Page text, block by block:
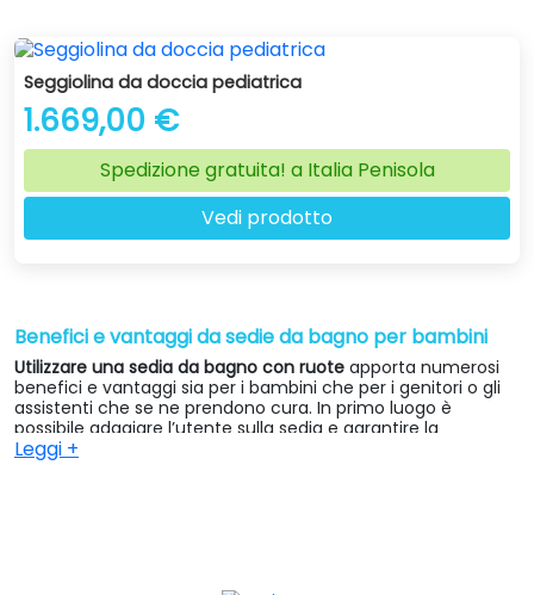
evitando ulteriori sforzi. La presenza di ruote infatti,
permette che si tratti di un dispositivo maneggevole.
♿ Ortoitaliana, la tua
Seggiolina da doccia pediatrica
1.669,00 €
Spedizione gratuita! a Italia Penisola
Vedi prodotto
Benefici e vantaggi da sedie da bagno per bambini
Utilizzare una sedia da bagno con ruote apporta numerosi
benefici e vantaggi sia per i bambini che per i genitori o gli
assistenti che se ne prendono cura. In primo luogo è
possibile adagiare l’utente sulla sedia e garantire la
massima sicurezza durante la pulizia poiché questa evita
cadute e lesioni.
Leggi +